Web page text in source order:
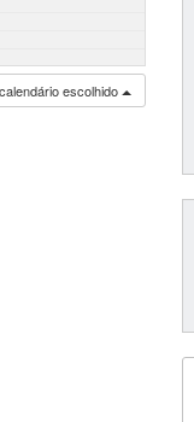
escolhido